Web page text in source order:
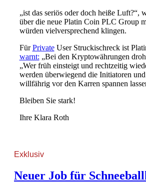
„ist das seriös oder doch heiße Luft?“,
über die neue Platin Coin PLC Group
würden vielversprechend klingen.
FürPrivateUser Struckischreck ist
warnt: „Bei den Kryptowährungen
„Wer früh einsteigt und rechtzeitig
werden überwiegend die Initiatoren
willfährig vor den Karren spannen
Bleiben Sie stark!
Ihre Klara Roth
Exklusiv
Neuer Job für